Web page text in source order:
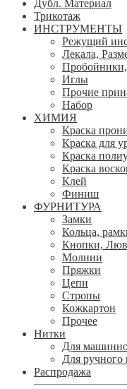
Дубл. Материал
Трикотаж
ИНСТРУМЕНТЫ
Режущий
Лекала,
Иглы
Прочие
Набор
ХИМИЯ
Краска
Краска для
Краска
Краска
Клей
Финиш
ФУРНИТУРА
Замки
Кольца,
Кнопки,
Молнии
Пряжки
Цепи
Стропы
Кожкартон
Прочее
Нитки
Для
Для ручного
Распродажа